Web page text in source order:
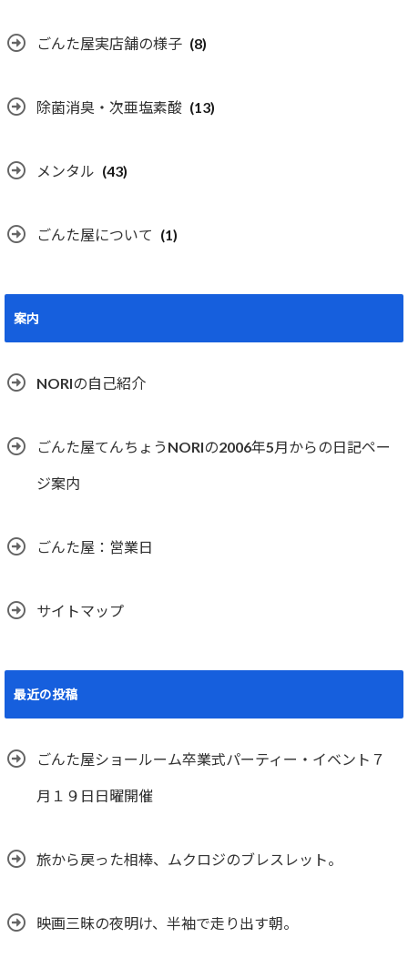
ごんた屋実店舗の様子 (8)
除菌消臭・次亜塩素酸 (13)
メンタル (43)
ごんた屋について (1)
案内
NORIの自己紹介
ごんた屋てんちょうNORIの2006年5月からの日記ペー
ジ案内
ごんた屋：営業日
サイトマップ
最近の投稿
ごんた屋ショールーム卒業式パーティー・イベント７
月１９日日曜開催
旅から戻った相棒、ムクロジのブレスレット。
映画三昧の夜明け、半袖で走り出す朝。